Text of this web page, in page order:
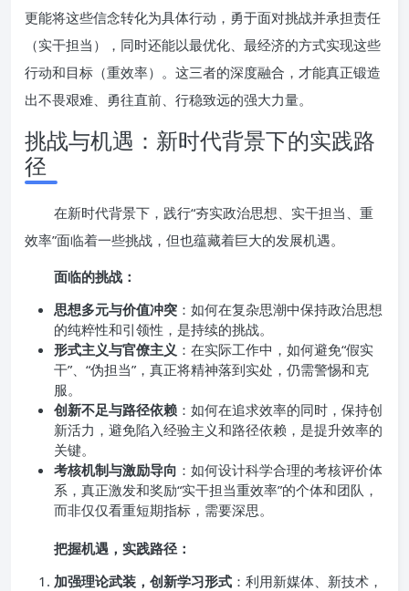
更能将这些信念转化为具体行动，勇于面对挑战并承担责任
（实干担当），同时还能以最优化、最经济的方式实现这些
行动和目标（重效率）。这三者的深度融合，才能真正锻造
出不畏艰难、勇往直前、行稳致远的强大力量。
挑战与机遇：新时代背景下的实践路
径
在新时代背景下，践行“夯实政治思想、实干担当、重
效率”面临着一些挑战，但也蕴藏着巨大的发展机遇。
面临的挑战：
思想多元与价值冲突 ：如何在复杂思潮中保持政治思想
的纯粹性和引领性，是持续的挑战。
形式主义与官僚主义 ：在实际工作中，如何避免“假实
干”、“伪担当”，真正将精神落到实处，仍需警惕和克
服。
创新不足与路径依赖 ：如何在追求效率的同时，保持创
新活力，避免陷入经验主义和路径依赖，是提升效率的
关键。
考核机制与激励导向 ：如何设计科学合理的考核评价体
系，真正激发和奖励“实干担当重效率”的个体和团队，
而非仅仅看重短期指标，需要深思。
把握机遇，实践路径：
加强理论武装，创新学习形式 ：利用新媒体、新技术，